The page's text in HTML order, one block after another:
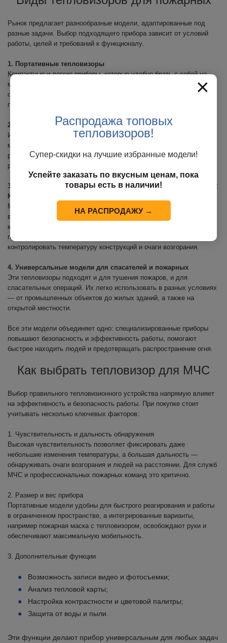
Рынок предлагает разнообразные модели, адаптированные под
разные задачи. Выбор подходящего прибора зависит от условий
работы, целей и требований к функционалу.
1. Портативные тепловизоры
Компактные и легкие приборы, которые удобно брать с собой на
место происшествия. Идеальны для быстрой оценки ситуации,
обнаружения очагов возгорания и поиска людей в задымленных
помещениях.
2. Пожарная маска с тепловизором
Интегрированные устройства, когда тепловизор встроен прямо в
маску. Они освобождают руки пожарного, позволяя одновременно
работать с оборудованием и контролировать обстановку в
реальном времени.
3. Профессиональные пожарные тепловизоры (например, FLIR
K55, DALI F5, DALI F8, F300)
Модели премиум-класса с высокой чувствительностью,
возможностью записи видео, фотосъёмки и анализа тепловой
карты. Подходят для МЧС, спасательных служб и
профессиональных пожарных команд, где важно точно
контролировать температуру конструкций и очаги возгорания.
4. Универсальные модели для спасателей и пожарных
Эти тепловизоры подходят и для тушения пожаров, и для
спасательных операций. Их легко использовать в разных условиях
— от промышленных объектов до жилых зданий, а также на
открытой местности.
Все эти модели объединяет одно: специализированные приборы
повышают безопасность и эффективность работы, помогают
быстрее находить людей и предотвращать распространение огня.
Как выбрать тепловизор для МЧС
Выбор правильного тепловизионного устройства напрямую влияет
на эффективность и безопасность работы. При покупке стоит
учитывать несколько ключевых факторов:
1. Чувствительность и дальность обнаружения
Высокая чувствительность позволяет фиксировать даже
небольшие изменения температуры, а большая дальность —
обнаруживать очаги возгорания и людей на расстоянии. Для служб
МЧС и профессиональных пожарных команд это критично.
2. Размер и вес прибора
Портативные модели удобны для быстрого реагирования и работы
в ограниченном пространстве, а интегрированные варианты,
например пожарная маска с тепловизором, освобождают руки и
обеспечивают максимальную мобильность.
3. Дополнительные функции
Возможность записи видео и фотосъемки;
Анализ тепловой карты;
Настройка контрастности и цветовой палитры;
Защита от воды и пыли.
Эти функции делают прибор универсальным для любых задач
×
Распродажа топовых
тепловизоров!
Супер-скидки на лучшие избранные модели!
Успейте заказать по вкусным ценам, пока
товары есть в наличии!
НА РАСПРОДАЖУ →